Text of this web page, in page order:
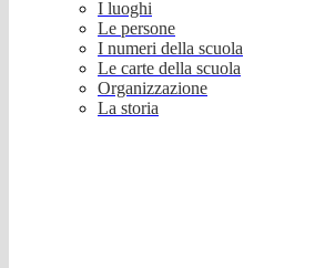
I luoghi
Le persone
I numeri della scuola
Le carte della scuola
Organizzazione
La storia